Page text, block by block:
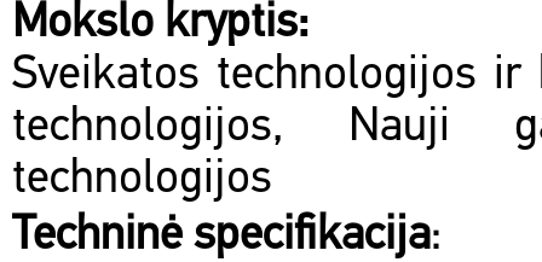
Mokslo kryptis:
Sveikatos technologijos
technologijos, Nauji
technologijos
Techninė specifikacija: